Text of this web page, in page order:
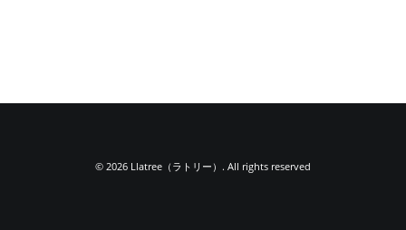
© 2026 Llatree（ラトリー）. All rights reserved